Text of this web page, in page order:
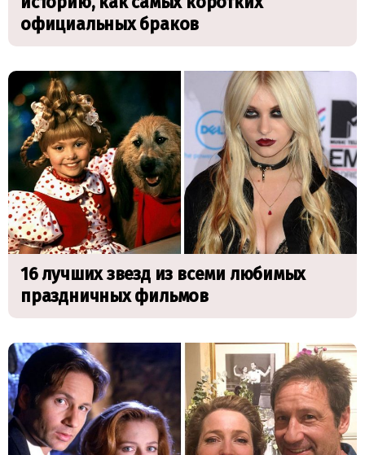
официальных браков
16 лучших звезд из всеми любимых
праздничных фильмов